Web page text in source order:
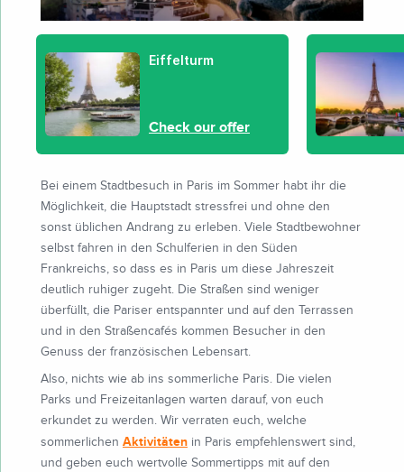
Eiffelturm
Check our offer
Bei einem Stadtbesuch in Paris im Sommer habt ihr die
Möglichkeit, die Hauptstadt stressfrei und ohne den
sonst üblichen Andrang zu erleben. Viele Stadtbewohner
selbst fahren in den Schulferien in den Süden
Frankreichs, so dass es in Paris um diese Jahreszeit
deutlich ruhiger zugeht. Die Straßen sind weniger
überfüllt, die Pariser entspannter und auf den Terrassen
und in den Straßencafés kommen Besucher in den
Genuss der französischen Lebensart.
Also, nichts wie ab ins sommerliche Paris. Die vielen
Parks und Freizeitanlagen warten darauf, von euch
erkundet zu werden. Wir verraten euch, welche
sommerlichen Aktivitäten in Paris empfehlenswert sind,
und geben euch wertvolle Sommertipps mit auf den